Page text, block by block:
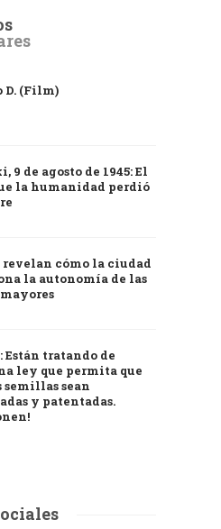
D. (Film)
9 de agosto de 1945: El
la humanidad perdió
revelan cómo la ciudad
la autonomía de las
Están tratando de
ley que permita que
semillas sean
y patentadas.